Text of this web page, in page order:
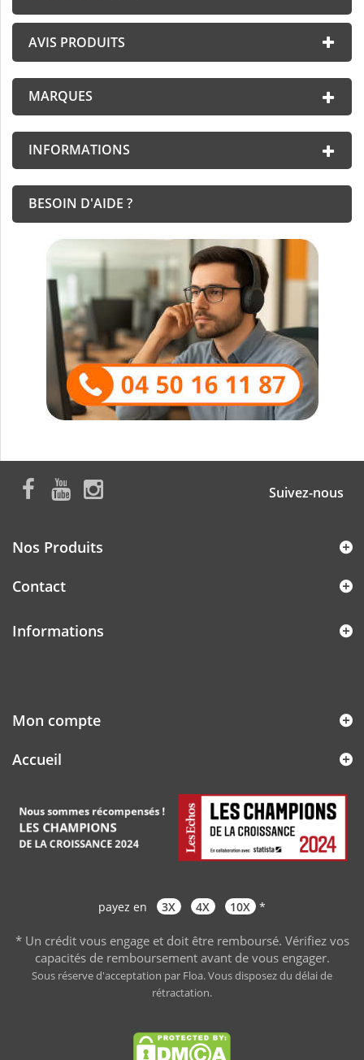
AVIS PRODUITS
MARQUES
INFORMATIONS
BESOIN D'AIDE ?
Suivez-nous
Nos Produits
Contact
Informations
Mon compte
Accueil
payez en 3X 4X 10X *
* Un crédit vous engage et doit être remboursé. Vérifiez vos
capacités de remboursement avant de vous engager.
Sous réserve d'acceptation par Floa. Vous disposez du délai de
rétractation.